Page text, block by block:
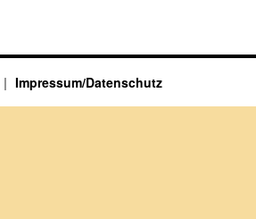
Impressum/Datenschutz